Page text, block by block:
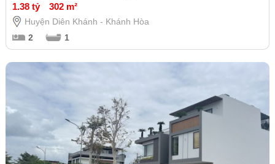
1.38 tỷ 302 m²
Huyện Diên Khánh - Khánh Hòa
2
1